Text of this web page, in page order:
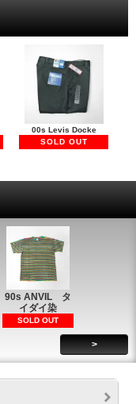
00s Levis Docke
SOLD OUT
90s ANVIL タ
イダイ染
SOLD OUT
>